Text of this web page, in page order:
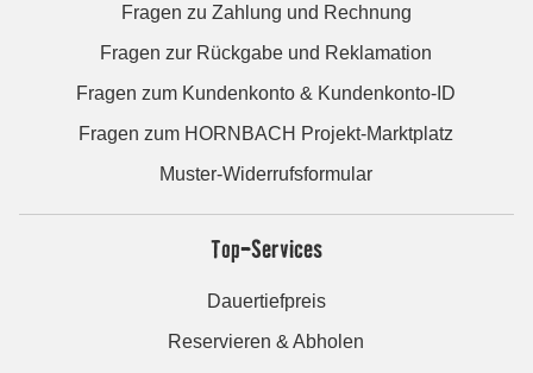
Fragen zu Zahlung und Rechnung
Fragen zur Rückgabe und Reklamation
Fragen zum Kundenkonto & Kundenkonto-ID
Fragen zum HORNBACH Projekt-Marktplatz
Muster-Widerrufsformular
Top-Services
Dauertiefpreis
Reservieren & Abholen